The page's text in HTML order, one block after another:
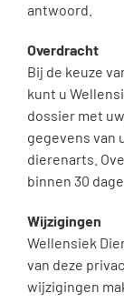
antwoord.
Overdracht
Bij de keuze
kunt u
dossier met
gegevens van
dierenarts.
binnen 30
Wijzigingen
Wellensiek
van deze
wijzigingen